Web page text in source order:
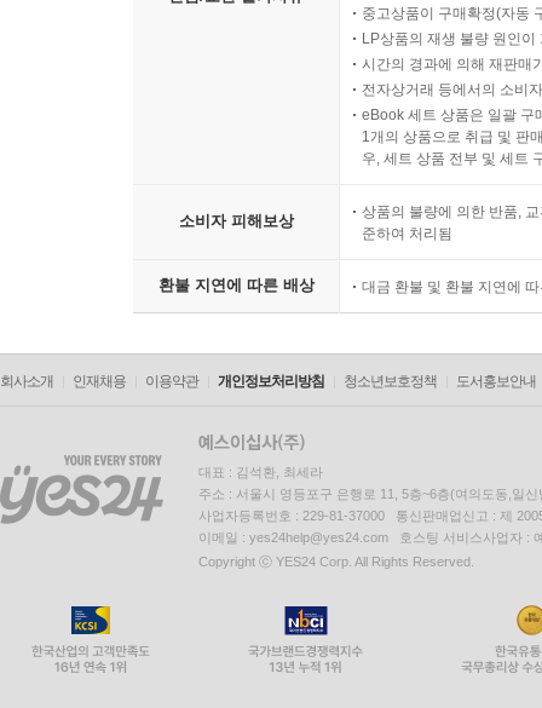
중고상품이 구매확정(자동
LP상품의 재생 불량 원인
시간의 경과에 의해 재판매
전자상거래 등에서의 소비
eBook 세트 상품은 일괄 구
1개의 상품으로 취급 및 판
우, 세트 상품 전부 및 세트
소비자 피해보상
상품의 불량에 의한 반품,
준하여 처리됨
환불 지연에 따른 배상 대금 환불 및 환불 지연에
회사소개 인재채용 이용약관 개인정보처리방침 청소년보호정책 도서홍보안내
대표 : 김석환, 최세라
주소 : 서울시 영등포구 은행로 11, 5층~6층(여의도동,일신
사업자등록번호 : 229-81-37000 통신판매업신고 : 제
이메일 : yes24help@yes24.com 호스팅 서비스사업자 :
Copyright ⓒ YES24 Corp. All Rights Reserved.